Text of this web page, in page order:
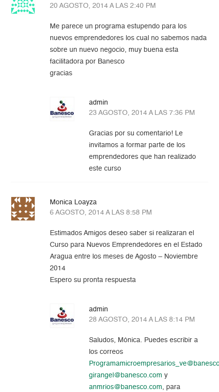
20 AGOSTO, 2014 A LAS 2:40 PM
Me parece un programa estupendo para los
nuevos emprendedores los cual no sabemos nada
sobre un nuevo negocio, muy buena esta
facilitadora por Banesco
gracias
admin
23 AGOSTO, 2014 A LAS 7:36 PM
Gracias por su comentario! Le
invitamos a formar parte de los
emprendedores que han realizado
este curso
Monica Loayza
6 AGOSTO, 2014 A LAS 8:58 PM
Estimados Amigos deseo saber si realizaran el
Curso para Nuevos Emprendedores en el Estado
Aragua entre los meses de Agosto – Noviembre
2014
Espero su pronta respuesta
admin
28 AGOSTO, 2014 A LAS 8:14 PM
Saludos, Mónica. Puedes escribir a
los correos
girangel@banesco.com y
anmrios@banesco.com, para